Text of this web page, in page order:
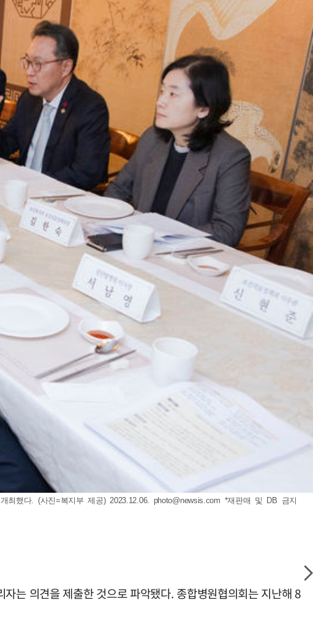
최했다. (사진=복지부 제공) 2023.12.06. photo@newsis.com *재판매 및 DB 금지
는 의견을 제출한 것으로 파악됐다. 종합병원협의회는 지난해 8